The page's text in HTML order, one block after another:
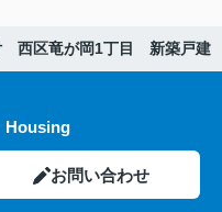
区竜が岡1丁目 新築戸建
お問い合わせ